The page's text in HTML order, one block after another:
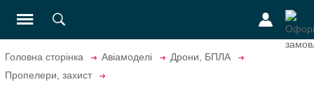
Головна сторінка Авіамоделі
Дрони, БПЛА
Пропелери, захист